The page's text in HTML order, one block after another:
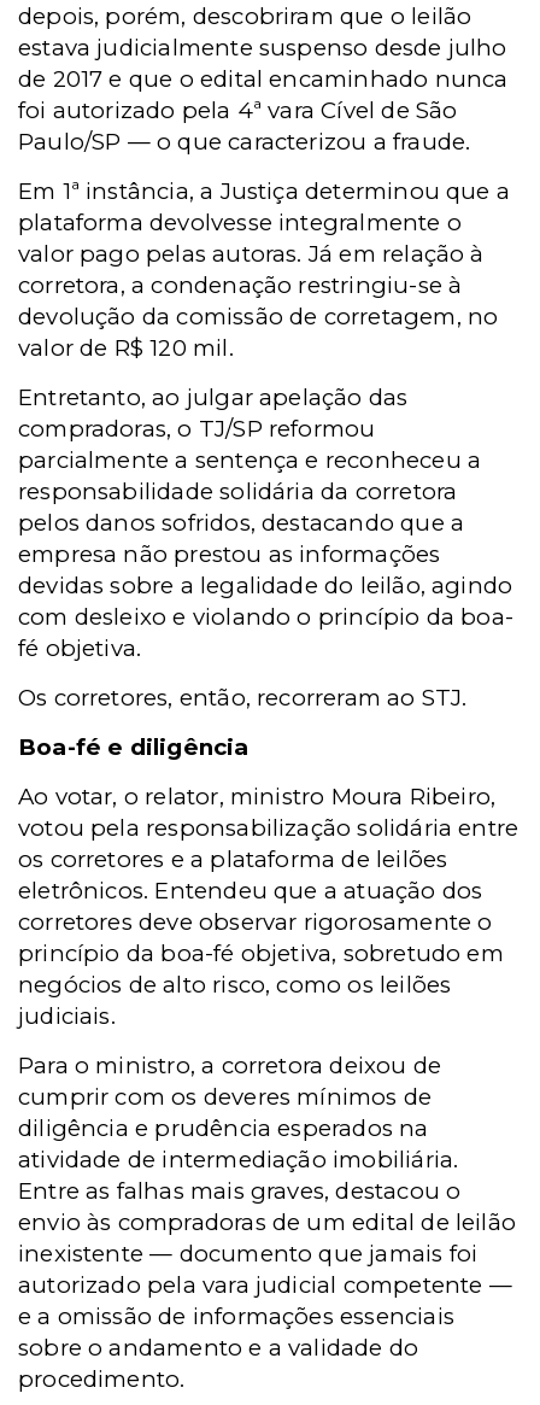
depois, porém, descobriram que o leilão
estava judicialmente suspenso desde julho
de 2017 e que o edital encaminhado nunca
foi autorizado pela 4ª vara Cível de São
Paulo/SP — o que caracterizou a fraude.
Em 1ª instância, a Justiça determinou que a
plataforma devolvesse integralmente o
valor pago pelas autoras. Já em relação à
corretora, a condenação restringiu-se à
devolução da comissão de corretagem, no
valor de R$ 120 mil.
Entretanto, ao julgar apelação das
compradoras, o TJ/SP reformou
parcialmente a sentença e reconheceu a
responsabilidade solidária da corretora
pelos danos sofridos, destacando que a
empresa não prestou as informações
devidas sobre a legalidade do leilão, agindo
com desleixo e violando o princípio da boa-
fé objetiva.
Os corretores, então, recorreram ao STJ.
Boa-fé e diligência
Ao votar, o relator, ministro Moura Ribeiro,
votou pela responsabilização solidária entre
os corretores e a plataforma de leilões
eletrônicos. Entendeu que a atuação dos
corretores deve observar rigorosamente o
princípio da boa-fé objetiva, sobretudo em
negócios de alto risco, como os leilões
judiciais.
Para o ministro, a corretora deixou de
cumprir com os deveres mínimos de
diligência e prudência esperados na
atividade de intermediação imobiliária.
Entre as falhas mais graves, destacou o
envio às compradoras de um edital de leilão
inexistente — documento que jamais foi
autorizado pela vara judicial competente —
e a omissão de informações essenciais
sobre o andamento e a validade do
procedimento.